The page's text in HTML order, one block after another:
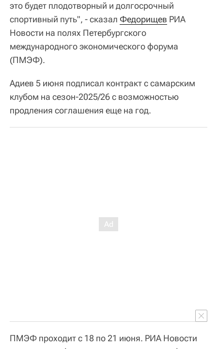
это будет плодотворный и долгосрочный
спортивный путь", - сказал Федорищев РИА
Новости на полях Петербургского
международного экономического форума
(ПМЭФ).
Адиев 5 июня подписал контракт с самарским
клубом на сезон-2025/26 с возможностью
продления соглашения еще на год.
ПМЭФ проходит с 18 по 21 июня. РИА Новости